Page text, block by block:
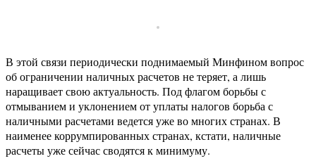
В этой связи периодически поднимаемый Минфином вопрос
об ограничении наличных расчетов не теряет, а лишь
наращивает свою актуальность. Под флагом борьбы с
отмыванием и уклонением от уплаты налогов борьба с
наличными расчетами ведется уже во многих странах. В
наименее коррумпированных странах, кстати, наличные
расчеты уже сейчас сводятся к минимуму.